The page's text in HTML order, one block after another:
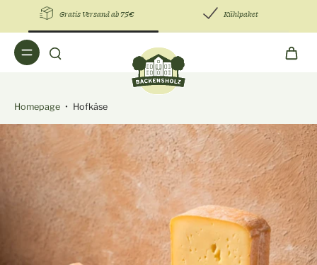
Gratis Versand ab 75€ Kühlpaket
Homepage • Hofkäse